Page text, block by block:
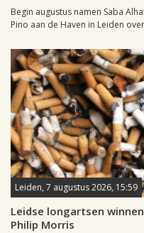
Begin augustus namen Saba
Pino aan de Haven in Leiden
Leiden, 7 augustus 2026, 15:59
Leidse longartsen
Philip Morris